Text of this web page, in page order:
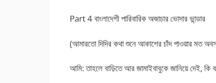
Part 4 বাংলাদেশী পারিবারিক অজাচার ভোদার ভান্ডার
(আমারতো দিদির কথা শুনে আকাশের চাঁদ পাওয়ার মত
আমি: তাহলে বাড়িতে আর জামাইবাবুকে জানিয়ে